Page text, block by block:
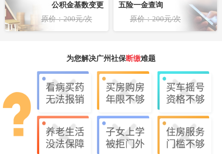
公积金基数变更
原价：200元/次
五险一金查询
原价：200元/次
为您解决广州社保断缴难题